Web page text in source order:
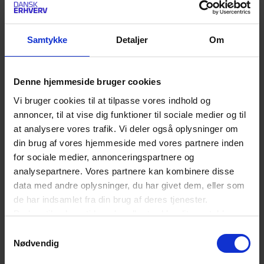
Samtykke Detaljer Om
Denne hjemmeside bruger cookies
Vi bruger cookies til at tilpasse vores indhold og
annoncer, til at vise dig funktioner til sociale medier og til
at analysere vores trafik. Vi deler også oplysninger om
din brug af vores hjemmeside med vores partnere inden
for sociale medier, annonceringspartnere og
analysepartnere. Vores partnere kan kombinere disse
data med andre oplysninger, du har givet dem, eller som
de har indsamlet fra din brug af deres tjenester.
Du kan til enhver tid ændre eller trække dit samtykke
hjørne på websitet.
Nødvendig
Nationalbankens hjemmeside
Forbud mod destruktion af usolgte tekstiler
er nu trådt i kraft
Ny bekymrende rekord: Flere butikstyverier
end nogensinde før på et halvt år
have styr på